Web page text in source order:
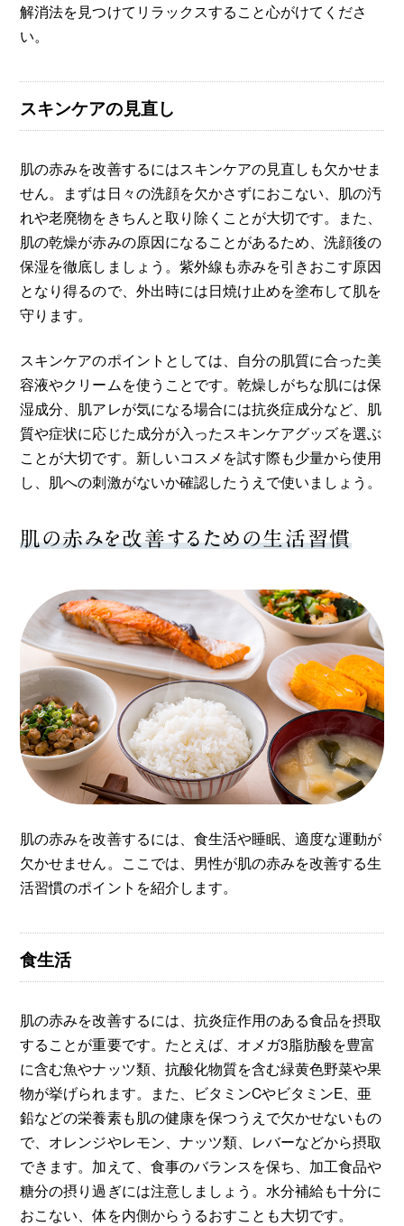
解消法を見つけてリラックスすること心がけてくださ
い。
スキンケアの見直し
肌の赤みを改善するにはスキンケアの見直しも欠かせま
せん。まずは日々の洗顔を欠かさずにおこない、肌の汚
れや老廃物をきちんと取り除くことが大切です。また、
肌の乾燥が赤みの原因になることがあるため、洗顔後の
保湿を徹底しましょう。紫外線も赤みを引きおこす原因
となり得るので、外出時には日焼け止めを塗布して肌を
守ります。
スキンケアのポイントとしては、自分の肌質に合った美
容液やクリームを使うことです。乾燥しがちな肌には保
湿成分、肌アレが気になる場合には抗炎症成分など、肌
質や症状に応じた成分が入ったスキンケアグッズを選ぶ
ことが大切です。新しいコスメを試す際も少量から使用
し、肌への刺激がないか確認したうえで使いましょう。
肌の赤みを改善するための生活習慣
肌の赤みを改善するには、食生活や睡眠、適度な運動が
欠かせません。ここでは、男性が肌の赤みを改善する生
活習慣のポイントを紹介します。
食生活
肌の赤みを改善するには、抗炎症作用のある食品を摂取
することが重要です。たとえば、オメガ3脂肪酸を豊富
に含む魚やナッツ類、抗酸化物質を含む緑黄色野菜や果
物が挙げられます。また、ビタミンCやビタミンE、亜
鉛などの栄養素も肌の健康を保つうえで欠かせないもの
で、オレンジやレモン、ナッツ類、レバーなどから摂取
できます。加えて、食事のバランスを保ち、加工食品や
糖分の摂り過ぎには注意しましょう。水分補給も十分に
おこない、体を内側からうるおすことも大切です。